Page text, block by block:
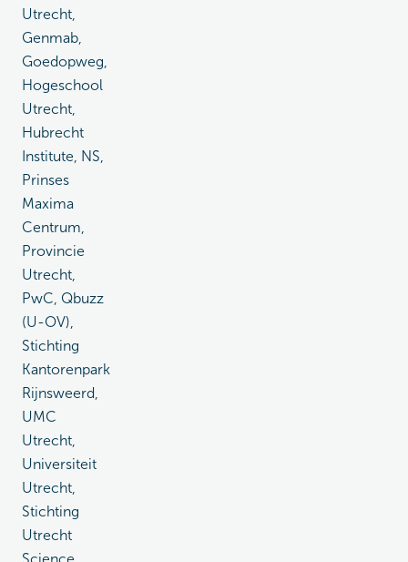
Utrecht,
Genmab,
Goedopweg,
Hogeschool
Utrecht,
Hubrecht
Institute, NS,
Prinses
Maxima
Centrum,
Provincie
Utrecht,
PwC, Qbuzz
(U-OV),
Stichting
Kantorenpark
Rijnsweerd,
UMC
Utrecht,
Universiteit
Utrecht,
Stichting
Utrecht
Science